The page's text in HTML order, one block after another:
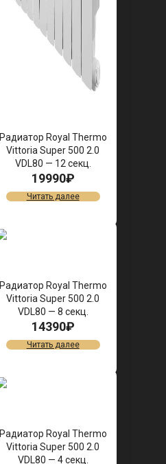
Радиатор Royal Thermo
Vittoria Super 500 2.0
VDL80 — 12 секц.
19990₽
Читать далее
Радиатор Royal Thermo
Vittoria Super 500 2.0
VDL80 — 8 секц.
14390₽
Читать далее
Радиатор Royal Thermo
Vittoria Super 500 2.0
VDL80 — 4 секц.